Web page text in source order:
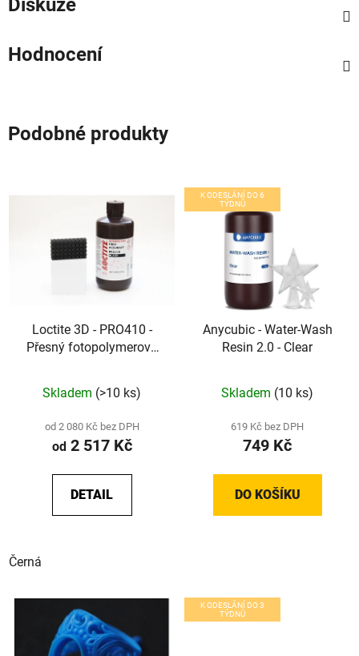
Hodnocení
Podobné produkty
Loctite 3D - PRO410 -
Přesný fotopolymerový
Skladem (>10 ks)
od 2 080 Kč bez DPH
od2 517 Kč
DETAIL
Černá
K ODESLÁNÍ DO 6
TÝDNŮ
Anycubic - Water-Wash
Resin 2.0 - Clear
Skladem (10 ks)
619 Kč bez DPH
749 Kč
DO KOŠÍKU
K ODESLÁNÍ DO 3
TÝDNŮ